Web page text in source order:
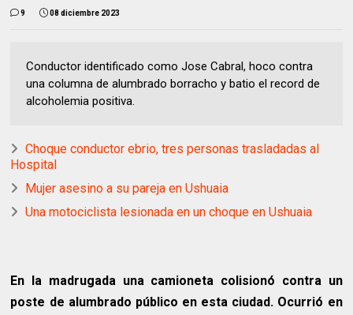
9 08 diciembre 2023
Conductor identificado como Jose Cabral, hoco contra
una columna de alumbrado borracho y batio el record de
alcoholemia positiva.
Choque conductor ebrio, tres personas trasladadas al
Hospital
Mujer asesino a su pareja en Ushuaia
Una motociclista lesionada en un choque en Ushuaia
En la madrugada una camioneta colisionó contra un
poste de alumbrado público en esta ciudad. Ocurrió en